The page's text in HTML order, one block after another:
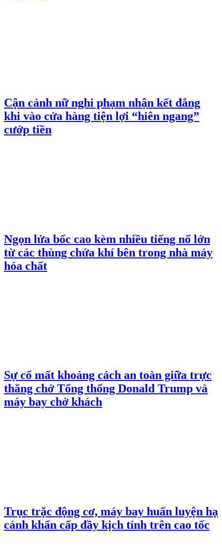
Cận cảnh nữ nghi phạm nhận kết đắng
khi vào cửa hàng tiện lợi “hiên ngang”
cướp tiền
Ngọn lửa bốc cao kèm nhiều tiếng nổ lớn
từ các thùng chứa khí bên trong nhà máy
hóa chất
Sự cố mất khoảng cách an toàn giữa trực
thăng chở Tổng thống Donald Trump và
máy bay chở khách
Trục trặc động cơ, máy bay huấn luyện hạ
cánh khẩn cấp đầy kịch tính trên cao tốc